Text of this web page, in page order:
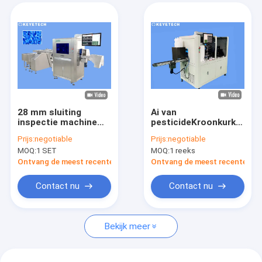
Producten
Ongeveer ons
Fabrieksreis
Nieuws
Verzoek om een Citaat
Bottel inspectie machine
28 mm sluiting
inspectie machine
aan de nationale
norm
Prijs:negotiable
MOQ:1 SET
Ontvang de meest recente Prijs
Contact nu
Ai van
pesticideKroonkurken
Inspectiesysteem
met vliegtuiglens
Prijs:negotiable
MOQ:1 reeks
Ontvang de meest recente
Contact nu
Bekijk meer